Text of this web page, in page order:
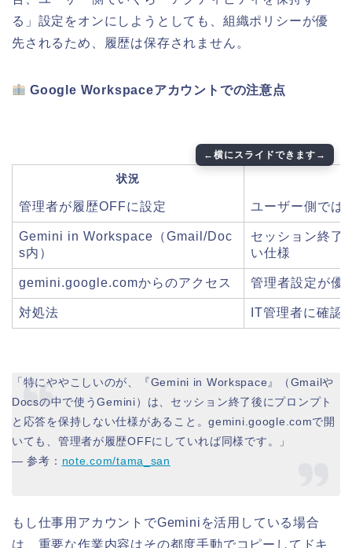
る」設定をオンにしようとしても、組織ポリシーが優
先されるため、履歴は保存されません。
Google Workspaceアカウントでの注意点
状況
管理者が履歴OFFに設定 ユーザー側では
Gemini in Workspace（Gmail/Doc
s内）
セッション終了
い仕様
gemini.google.comからのアクセス 管理者設定が優
対処法 IT管理者に確認
「特にややこしいのが、『Gemini in Workspace』（Gmailや
Docsの中で使うGemini）は、セッション終了後にプロンプト
と応答を保持しない仕様があること。gemini.google.comで開
いても、管理者が履歴OFFにしていれば同様です。」
— 参考： note.com/tama_san
もし仕事用アカウントでGeminiを活用している場合
は、重要な作業内容はその都度手動でコピーしてドキ